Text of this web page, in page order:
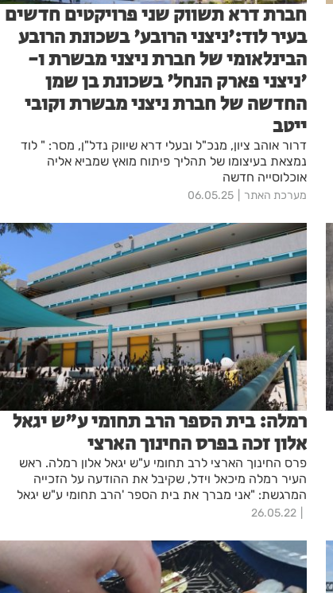
חברת דרא תשווק שני פרויקטים חדשים
בעיר לוד:'ניצני הרובע' בשכונת הרובע
הבינלאומי של חברת ניצני מבשרת ו-
'ניצני פארק הנחל' בשכונת בן שמן
החדשה של חברת ניצני מבשרת וקובי
ייטב
דרור אוהב ציון, מנכ"ל ובעלי דרא שיווק נדל"ן, מסר: " לוד
נמצאת בעיצומו של תהליך פיתוח מואץ שמביא אליה
אוכלוסייה חדשה
מערכת האתר 06.05.25
רמלה: בית הספר הרב תחומי ע"ש יגאל
אלון זכה בפרס החינוך הארצי
פרס החינוך הארצי לרב תחומי ע"ש יגאל אלון רמלה. ראש
העיר רמלה מיכאל וידל, שקיבל את ההודעה על הזכייה
המרגשת: "אני מברך את בית הספר 'הרב תחומי ע"ש יגאל
אלון', את הצוות החינוכי, בראשם המנהל ברק פרידמן ואת
החינוך הארצי המביאה כבוד גדול הן לבית הספר והן לעיר
כולה
26.05.22